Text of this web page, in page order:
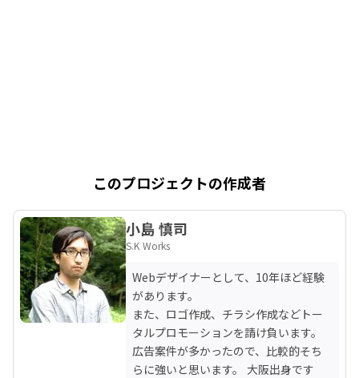
このプロジェクトの作成者
小島 慎司
S.K Works
Webデザイナーとして、10年ほど経験
があります。
また、ロゴ作成、チラシ作成などトー
タルプロモーションを請け負います。
広告案件が多かったので、比較的そち
らに強いと思います。 大阪出身です